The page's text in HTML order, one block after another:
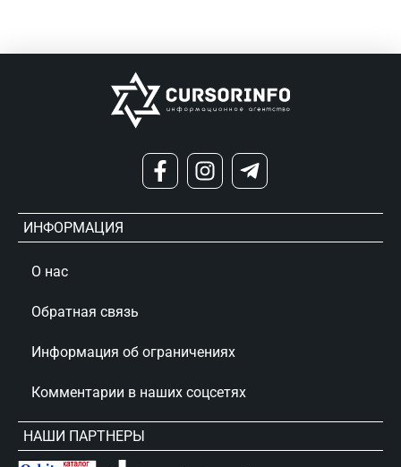
ИНФОРМАЦИЯ
О нас
Обратная связь
Информация об ограничениях
Комментарии в наших соцсетях
НАШИ ПАРТНЕРЫ